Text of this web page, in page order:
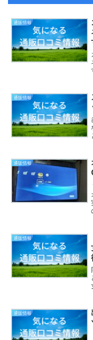
通販情報
通販情報
通販情報
通販情報
通販情報